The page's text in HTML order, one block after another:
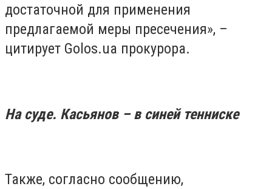
достаточной для применения
предлагаемой меры пресечения», –
цитирует Golos.ua прокурора.
На суде. Касьянов – в синей тенниске
Также, согласно сообщению,